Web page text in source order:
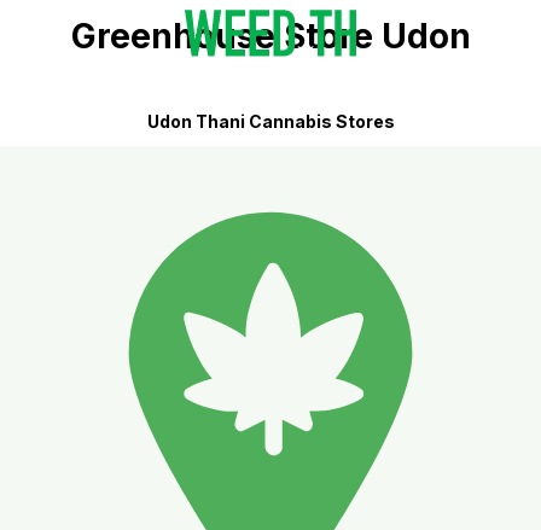
Greenhouse Store​ Udon
Udon Thani Cannabis Stores